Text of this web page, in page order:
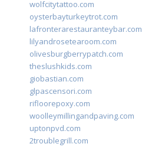
wolfcitytattoo.com
oysterbayturkeytrot.com
lafronterarestauranteybar.com
lilyandrosetearoom.com
olivesburgberrypatch.com
theslushkids.com
giobastian.com
glpascensori.com
rifloorepoxy.com
woolleymillingandpaving.com
uptonpvd.com
2troublegrill.com